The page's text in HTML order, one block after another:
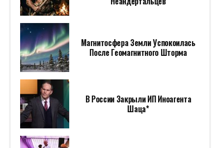
Магнитосфера Земли Успокоилась
После Геомагнитного Шторма
В России Закрыли ИП Иноагента
Шаца*